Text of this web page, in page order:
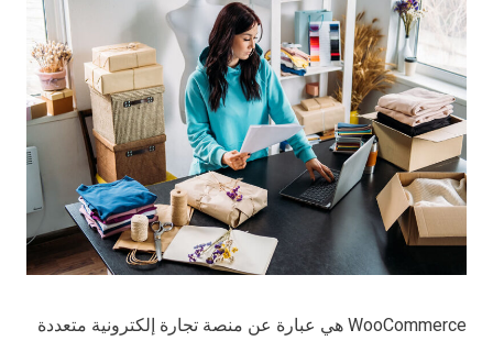
WooCommerce هي عبارة عن منصة تجارة إلكترونية متعددة